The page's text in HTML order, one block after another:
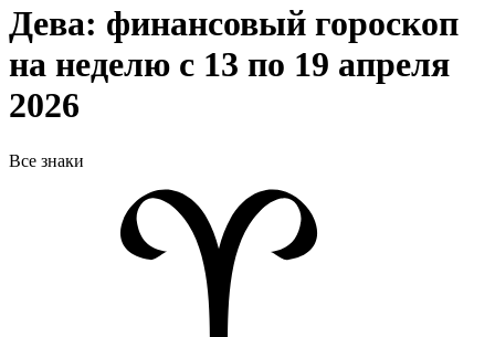
Дева: финансовый гороскоп
на неделю с 13 по 19 апреля
2026
Все знаки